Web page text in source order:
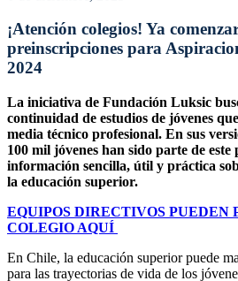
¡Atención colegios! Ya
preinscripciones para
2024
La iniciativa de Fundación Luksic
continuidad de estudios de jóvenes
media técnico profesional. En sus
100 mil jóvenes han sido parte de
información sencilla, útil y práctica
la educación superior.
EQUIPOS DIRECTIVOS PUEDEN
COLEGIO AQUÍ
En Chile, la educación superior puede
para las trayectorias de vida de los